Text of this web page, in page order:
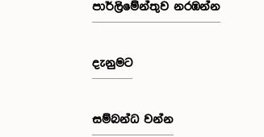
පාර්ලි‌මේන්තුව නරඹන්න
දැනුමට
සම්බන්ධ වන්න